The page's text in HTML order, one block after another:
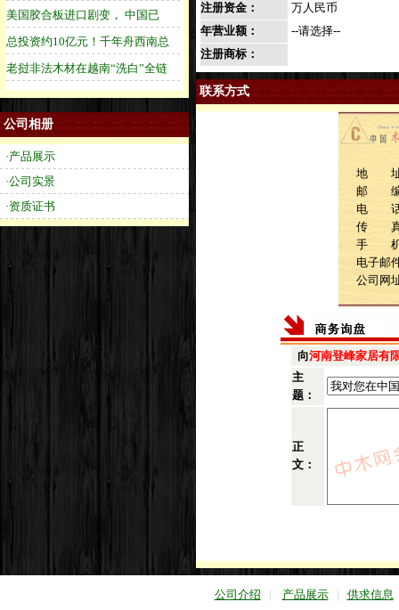
公司相册
·产品展示
·公司实景
·资质证书
注册资金：
万人民币
年营业额：
--请选择--
注册商标：
联系方式
地 址
邮 编
电 话
传 真
手 机
电子邮
公司网
向河南登峰家居有
主
题：
正
文：
公司介绍 | 产品展示 |
供求信息